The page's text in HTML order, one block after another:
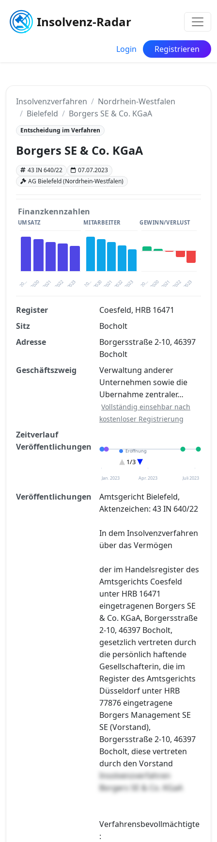
Insolvenz-Radar
Login Registrieren
Insolvenzverfahren
Nordrhein-Westfalen
Bielefeld
Borgers SE & Co. KGaA
Entscheidung im Verfahren
Borgers SE & Co. KGaA
43 IN 640/22
07.07.2023
AG Bielefeld (Nordrhein-Westfalen)
Finanzkennzahlen
UMSATZ
20… 2021 2023
2020 2022
MITARBEITER
20… 2021 2023
2020 2022
GEWINN/VERLUST
20… 2021 2023
2020 2022
Finanzkennzahlen nach kostenloser
Registrierung verfügbar
Jetzt kostenlos registrieren
Register
Coesfeld, HRB 16471
Sitz
Bocholt
Adresse
Borgersstraße 2-10, 46397
Bocholt
Geschäftszweig
Verwaltung anderer
Unternehmen sowie die
Ubernahme zentraler…
Vollständig einsehbar nach
kostenloser Registrierung
Zeitverlauf
Veröffentlichungen
Eröffnung
Sonstiges
Entscheidung im Verfahren
1/3
Jan. 2023 Apr. 2023 Juli 2023
Veröffentlichungen
Amtsgericht Bielefeld,
Aktenzeichen: 43 IN 640/22
In dem Insolvenzverfahren
über das Vermögen
der im Handelsregister des
Amtsgerichts Coesfeld
unter HRB 16471
eingetragenen Borgers SE
& Co. KGaA, Borgersstraße
2-10, 46397 Bocholt,
gesetzlich vertreten durch
die persönlich haftende
Gesellschafterin, die im
Register des Amtsgerichts
Düsseldorf unter HRB
77876 eingetragene
Borgers Management SE
SE (Vorstand),
Borgersstraße 2-10, 46397
Bocholt, diese vertreten
durch den Vorstand
Insolvenzverfahren
Borgers SE & Co. KGaA
Verfahrensbevollmächtigte
: